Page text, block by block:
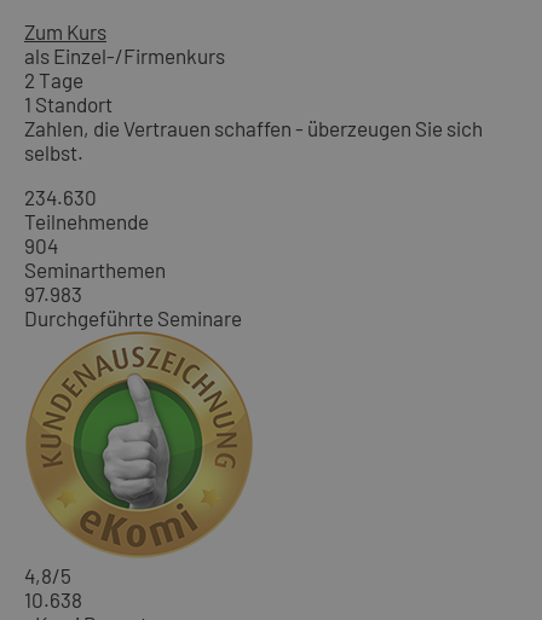
Zum Kurs
als Einzel-/Firmenkurs
2 Tage
1 Standort
Zahlen, die Vertrauen schaffen - überzeugen Sie sich
selbst.
234.630
Teilnehmende
904
Seminarthemen
97.983
Durchgeführte Seminare
4,8/5
10.638